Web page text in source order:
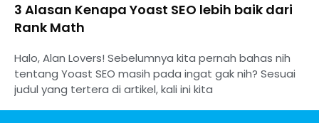
3 Alasan Kenapa Yoast SEO lebih baik dari
Rank Math
Halo, Alan Lovers! Sebelumnya kita pernah bahas nih
tentang Yoast SEO masih pada ingat gak nih? Sesuai
judul yang tertera di artikel, kali ini kita